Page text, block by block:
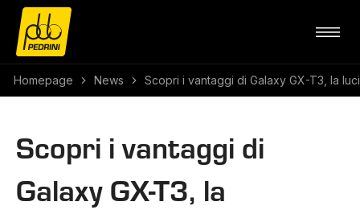
Homepage News Scopri i vantaggi di Galaxy GX-T3, la
Scopri i vantaggi di
Galaxy GX-T3, la